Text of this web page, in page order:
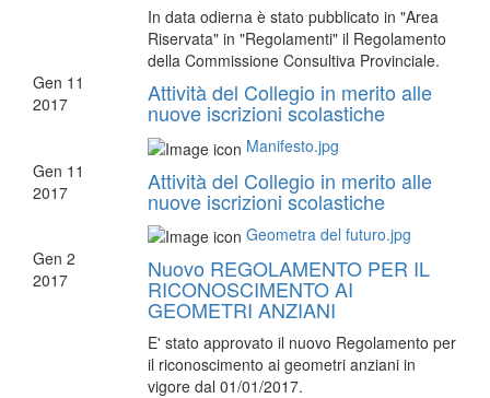
In data odierna è stato pubblicato in "Area
Riservata" in "Regolamenti" il Regolamento
della Commissione Consultiva Provinciale.
Gen 11
2017
Attività del Collegio in merito alle
nuove iscrizioni scolastiche
Manifesto.jpg
Gen 11
2017
Attività del Collegio in merito alle
nuove iscrizioni scolastiche
Geometra del futuro.jpg
Gen 2
2017
Nuovo REGOLAMENTO PER IL
RICONOSCIMENTO AI
GEOMETRI ANZIANI
E' stato approvato il nuovo Regolamento per
il riconoscimento ai geometri anziani in
vigore dal 01/01/2017.